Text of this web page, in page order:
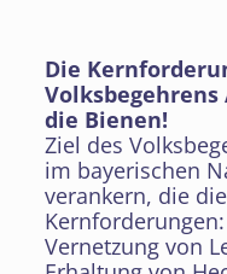
Die
die Bienen!
Ziel des
im bayerischen
verankern, die
Vernetzung von